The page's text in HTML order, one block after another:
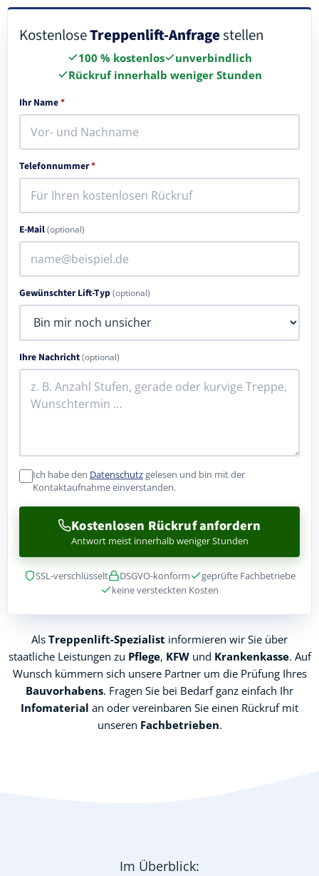
KostenloseTreppenlift-Anfragestellen
100 % kostenlos
unverbindlich
Rückruf innerhalb weniger Stunden
Ihr Name*
Telefonnummer*
E-Mail(optional)
Gewünschter Lift-Typ(optional)
Ihre Nachricht(optional)
Ich habe den Datenschutzgelesen und bin mit der
Kontaktaufnahme einverstanden.
Kostenlosen Rückruf anfordern
Antwort meist innerhalb weniger Stunden
SSL-verschlüsselt DSGVO-konform
geprüfte Fachbetriebe
keine versteckten Kosten
Als Treppenlift-Spezialist informieren wir Sie über
staatliche Leistungen zu Pflege, KFWund Krankenkasse. Auf
Wunsch kümmern sich unsere Partner um die Prüfung Ihres
Bauvorhabens. Fragen Sie bei Bedarf ganz einfach Ihr
Infomaterial an oder vereinbaren Sie einen Rückruf mit
unseren Fachbetrieben.
Im Überblick: